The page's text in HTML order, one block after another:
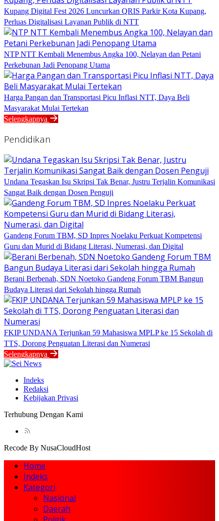
Kupang Digital Fest 2026 Luncurkan QRIS Parkir Kota Kupang,
Perluas Digitalisasi Layanan Publik di NTT
NTP NTT Kembali Menembus Angka 100, Nelayan dan Petani
Perkebunan Jadi Penopang Utama
Harga Pangan dan Transportasi Picu Inflasi NTT, Daya Beli
Masyarakat Mulai Tertekan
Selengkapnya
Pendidikan
Undana Tegaskan Isu Skripsi Tak Benar, Justru Terjalin Komunikasi
Sangat Baik dengan Dosen Penguji
Gandeng Forum TBM, SD Inpres Noelaku Perkuat Kompetensi
Guru dan Murid di Bidang Literasi, Numerasi, dan Digital
Berani Berbenah, SDN Noetoko Gandeng Forum TBM Bangun
Budaya Literasi dari Sekolah hingga Rumah
FKIP UNDANA Terjunkan 59 Mahasiswa MPLP ke 15 Sekolah di
TTS, Dorong Penguatan Literasi dan Numerasi
Selengkapnya
Indeks
Redaksi
Kebijakan Privasi
Terhubung Dengan Kami
Recode By NusaCloudHost
Home
Indeks
Kategori
Nasional
Daerah